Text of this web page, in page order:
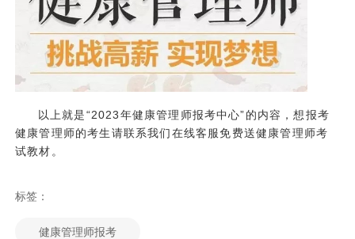
以上就是“2023年健康管理师报考中心”的内容，想报考
健康管理师的考生请联系我们在线客服免费送健康管理师考
试教材。
标签：
健康管理师报考